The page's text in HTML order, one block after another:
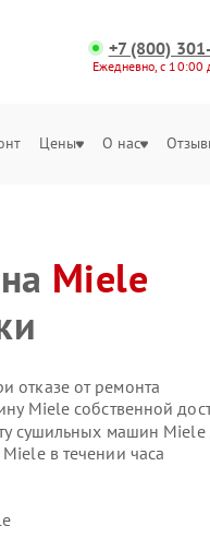
+7 (800)
Ежедневно, с 10:00
Цены О нас
Miele
отказе от ремонта
Miele собственной
сушильных машин Miele
в течении часа